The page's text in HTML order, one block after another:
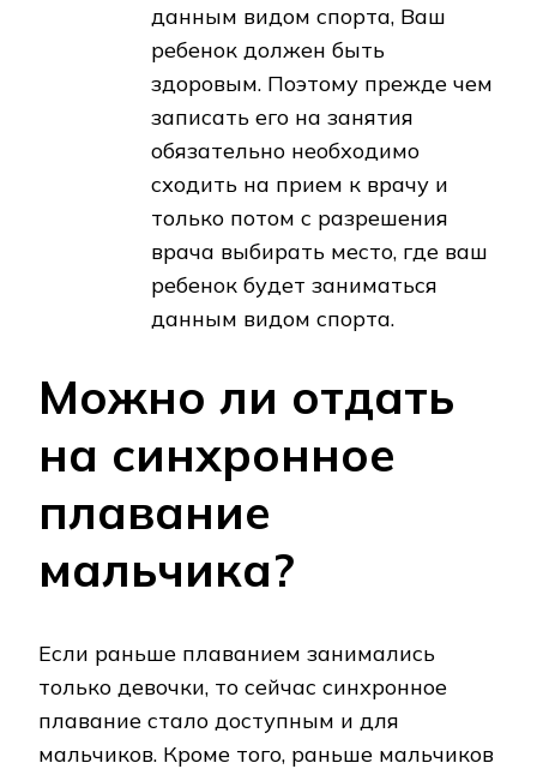
данным видом спорта, Ваш
ребенок должен быть
здоровым. Поэтому прежде чем
записать его на занятия
обязательно необходимо
сходить на прием к врачу и
только потом с разрешения
врача выбирать место, где ваш
ребенок будет заниматься
данным видом спорта.
Можно ли отдать
на синхронное
плавание
мальчика?
Если раньше плаванием занимались
только девочки, то сейчас синхронное
плавание стало доступным и для
мальчиков. Кроме того, раньше мальчиков